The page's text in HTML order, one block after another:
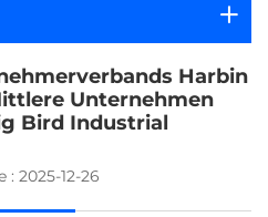
Harbin
Unternehmen
Bird Industrial
: 2025-12-26